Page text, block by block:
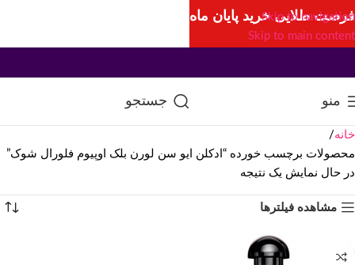
Skip to navigation
Skip to main content
منو جستجو
خانه
محصولات برچسب خورده “ادکلن ایو سن لورن بلک اوپیوم فلورال شوک”
در حال نمایش یک نتیجه
مشاهده فیلترها
فرصت طلایی خرید پایان ماه